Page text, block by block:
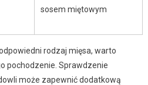
sosem miętowym
rodzaj mięsa, warto
pochodzenie. Sprawdzenie
może zapewnić dodatkową